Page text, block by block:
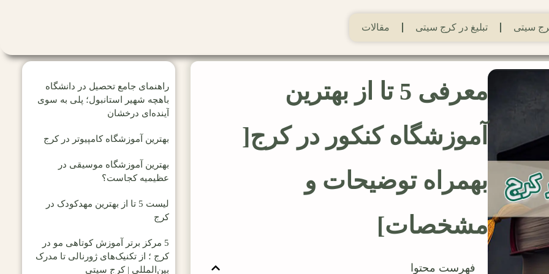
سیتی تبلیغ در کرج سیتی مقالات
معرفی 5 تا از بهترین
آموزشگاه کنکور در کرج[
بهمراه توضیحات و
مشخصات]
فهرست محتوا
راهنمای جامع تحصیل در دانشگاه
باهچه شهیر استانبول؛ پلی به سوی
آینده‌ای درخشان
بهترین آموزشگاه کامپیوتر در کرج
بهترین آموزشگاه موسیقی در
عظیمیه کجاست؟
لیست 5 تا از بهترین مهدکودک در
کرج
5 مرکز برتر آموزش کوتاهی مو در
کرج ؛ از تکنیک‌های ژورنالی تا مدرک
بین‌المللی | کرج سیتی